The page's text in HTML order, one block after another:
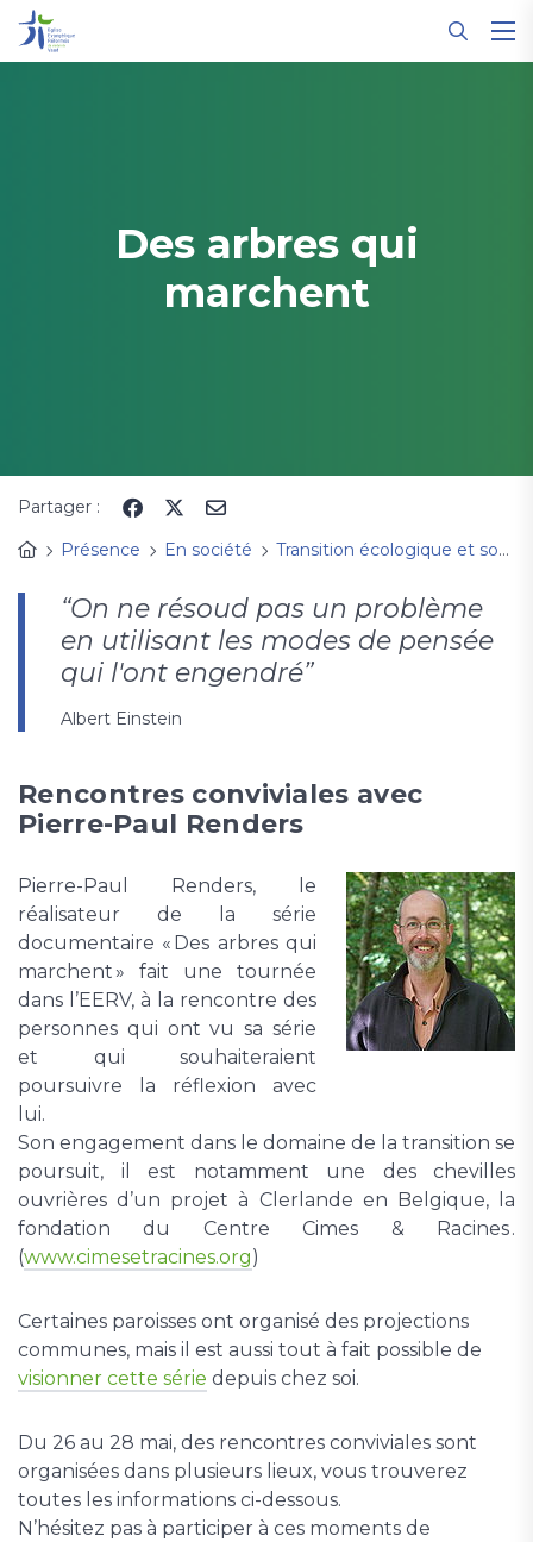
Des arbres qui
marchent
Partager :
Présence
En société Transition écologique et sociale
“On ne résoud pas un problème
en utilisant les modes de pensée
qui l'ont engendré”
Albert Einstein
Rencontres conviviales avec
Pierre-Paul Renders
Pierre-Paul Renders, le
réalisateur de la série
documentaire « Des arbres qui
marchent » fait une tournée
dans l’EERV, à la rencontre des
personnes qui ont vu sa série
et qui souhaiteraient
poursuivre la réflexion avec
lui.
Son engagement dans le domaine de la transition se
poursuit, il est notamment une des chevilles
ouvrières d’un projet à Clerlande en Belgique, la
fondation du Centre Cimes & Racines .
(www.cimesetracines.org)
Certaines paroisses ont organisé des projections
communes, mais il est aussi tout à fait possible de
visionner cette série depuis chez soi.
Du 26 au 28 mai, des rencontres conviviales sont
organisées dans plusieurs lieux, vous trouverez
toutes les informations ci-dessous.
N’hésitez pas à participer à ces moments de
Panneau de gestion des cookies